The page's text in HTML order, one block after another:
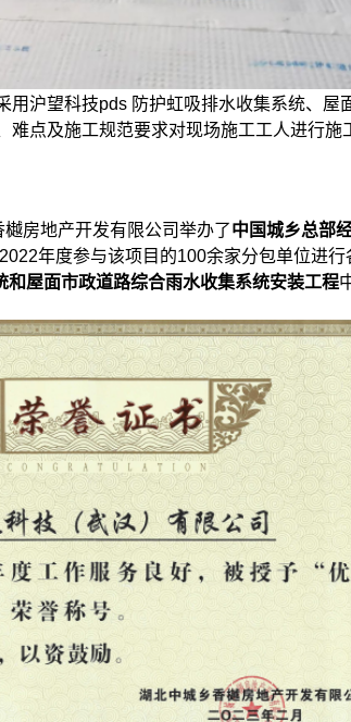
沪望科技pds 防护虹吸排水收集系统、
点及施工规范要求对现场施工工人进行
房地产开发有限公司举办了中国城乡总部
年度参与该项目的100余家分包单位进
屋面市政道路综合雨水收集系统安装工程